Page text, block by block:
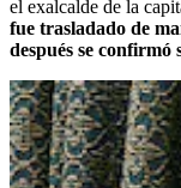
el exalcalde de la
fue trasladado de
después se confirmó